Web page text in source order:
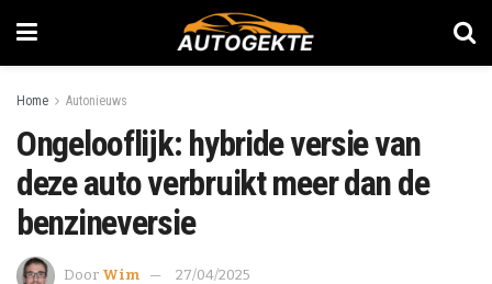
Home Autonieuws
Ongelooflijk: hybride versie van
deze auto verbruikt meer dan de
benzineversie
Door Wim 27/04/2025